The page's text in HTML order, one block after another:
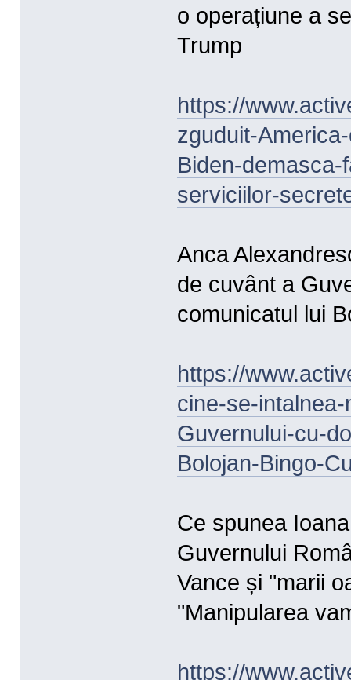
o operațiune a
Trump
https://
zguduit-
Biden-
serviciilor-
Anca
de cuvânt a
comunicatul lui
https://
cine-se-
Guvernului-cu-
Bolojan-Bingo-
Ce spunea
Guvernului
Vance și "marii
"Manipularea
https://